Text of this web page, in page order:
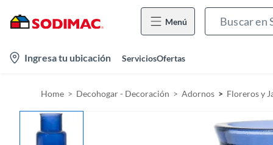
Menú
Ingresa tu ubicación ServiciosOfertas
Home Decohogar - Decoración Adornos Floreros y